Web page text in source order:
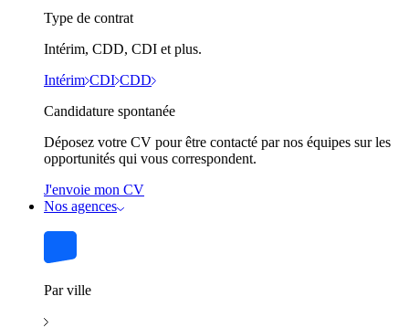
Type de contrat
Intérim, CDD, CDI et plus.
Intérim CDI CDD
Candidature spontanée
Déposez votre CV pour être contacté par nos équipes sur les
opportunités qui vous correspondent.
J'envoie mon CV
Nos agences
Par ville